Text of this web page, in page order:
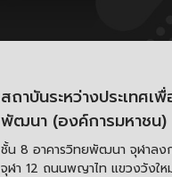
สถาบันระหว่างประเทศเ
พัฒนา (องค์การมหาชน)
ชั้น 8 อาคารวิทยพัฒนา จุฬาลง
จุฬา 12 ถนนพญาไท แขวงวังใ